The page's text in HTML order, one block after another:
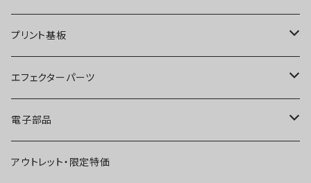
ディストーション
ファズ
プリアンプ
空間系
オーバードライブ
ディストーション
ファズ
空間系
ブースター
オーバードライブ
ディストーション
ファズ
プリント基板
オーバードライブ
ディストーション
ファズ
エフェクターパーツ
スイッチ
ジャック
電子部品
IC
アウトレット・限定特価